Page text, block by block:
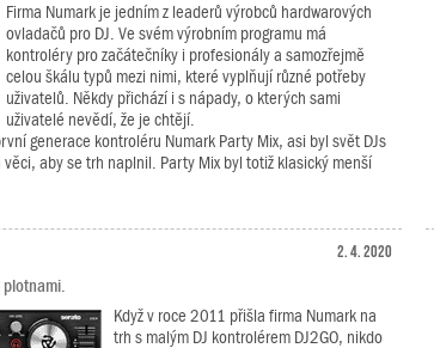
Firma Numark je jedním z leaderů výrobců hardwarových
ovladačů pro DJ. Ve svém výrobním programu má
kontroléry pro začátečníky i profesionály a samozřejmě
celou škálu typů mezi nimi, které vyplňují různé potřeby
uživatelů. Někdy přichází i s nápady, o kterých sami
uživatelé nevědí, že je chtějí.
generace kontroléru Numark Party Mix, asi byl svět DJs
aby se trh naplnil. Party Mix byl totiž klasický menší
2. 4. 2020
Když v roce 2011 přišla firma Numark na
trh s malým DJ kontrolérem DJ2GO, nikdo